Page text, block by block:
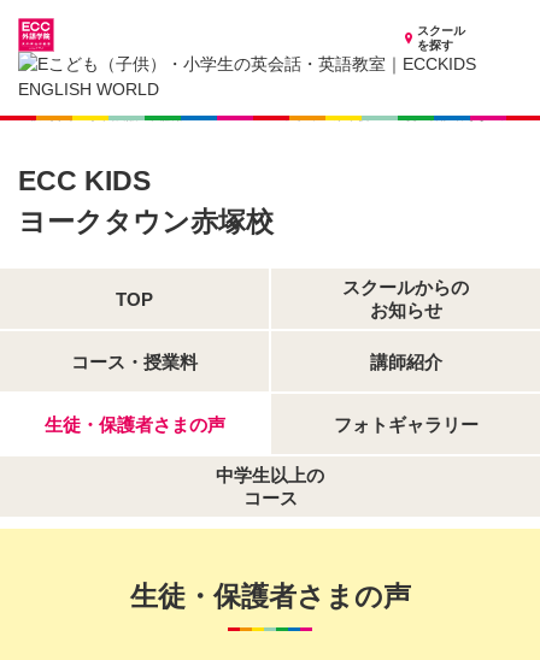
スクール
を探す
茨城県の子供英会話・英語教室
子供（小学生）英会話・英語教室 ECCKIDS ヨークタウン赤塚校
生徒・保護者さまの声
ECC KIDS
ヨークタウン赤塚校
TOP
スクールからの
お知らせ
コース・授業料 講師紹介
生徒・保護者さまの声 フォトギャラリー
中学生以上の
コース
生徒・保護者さまの声